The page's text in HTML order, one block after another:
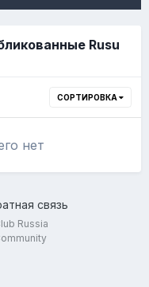
Rusu
СОРТИРОВКА
нет
связь
Russia